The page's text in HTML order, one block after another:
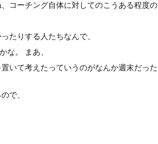
コーチング自体に対してのこうある程度の
たりする人たちなんで、
な。 まあ、
いて考えたっていうのがなんか週末だった
で、